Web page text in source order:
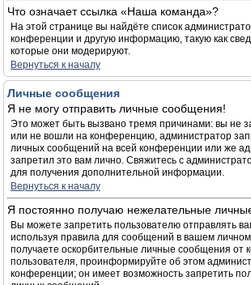
Что означает ссылка «Наша команда»?
На этой странице вы найдёте список
конференции и другую информацию, такую как
которые они модерируют.
Вернуться к началу
Личные сообщения
Я не могу отправить личные сообщения!
Это может быть вызвано тремя причинами: вы не
или не вошли на конференцию, администратор
личных сообщений на всей конференции или же
запретил это вам лично. Свяжитесь с
для получения дополнительной информации.
Вернуться к началу
Я постоянно получаю нежелательные
Вы можете запретить пользователю отправлять
используя правила для сообщений в вашем
получаете оскорбительные личные сообщения от
пользователя, проинформируйте об этом
конференции; он имеет возможность запретить